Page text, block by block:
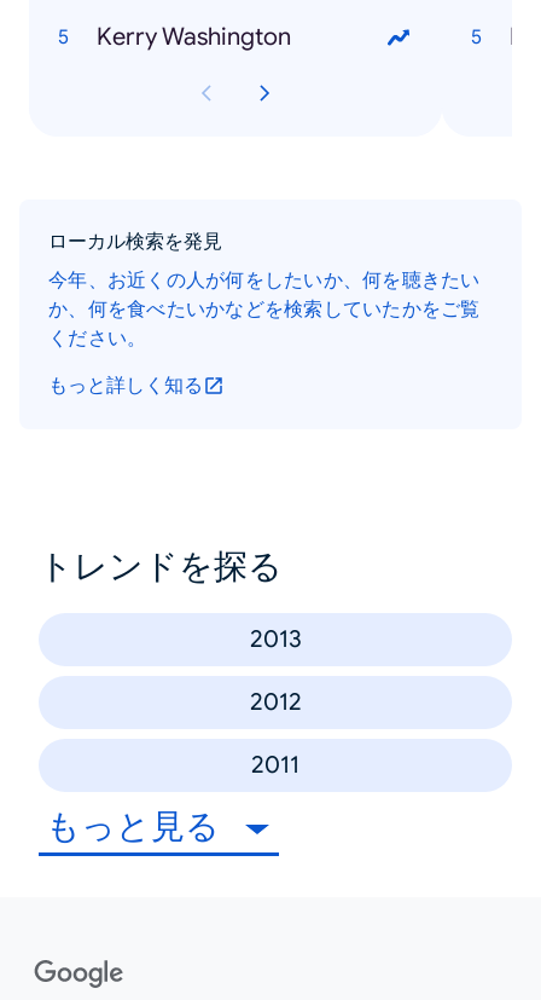
Kerry Washington
ローカル検索を発見
今年、お近くの人が何をしたいか、何を聴きたい
か、何を食べたいかなどを検索していたかをご覧
ください。
もっと詳しく知る
トレンドを探る
2013
2012
2011
もっと見る